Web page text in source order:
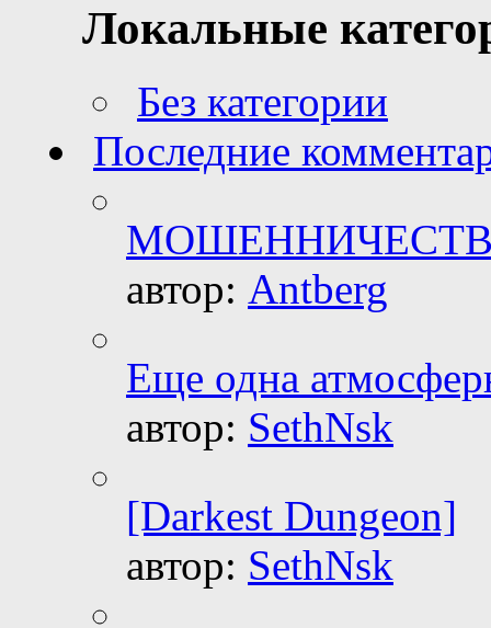
Локальные
Без категории
Последние
автор: Antberg
Еще одна
автор: SethNsk
[Darkest Dungeon]
автор: SethNsk